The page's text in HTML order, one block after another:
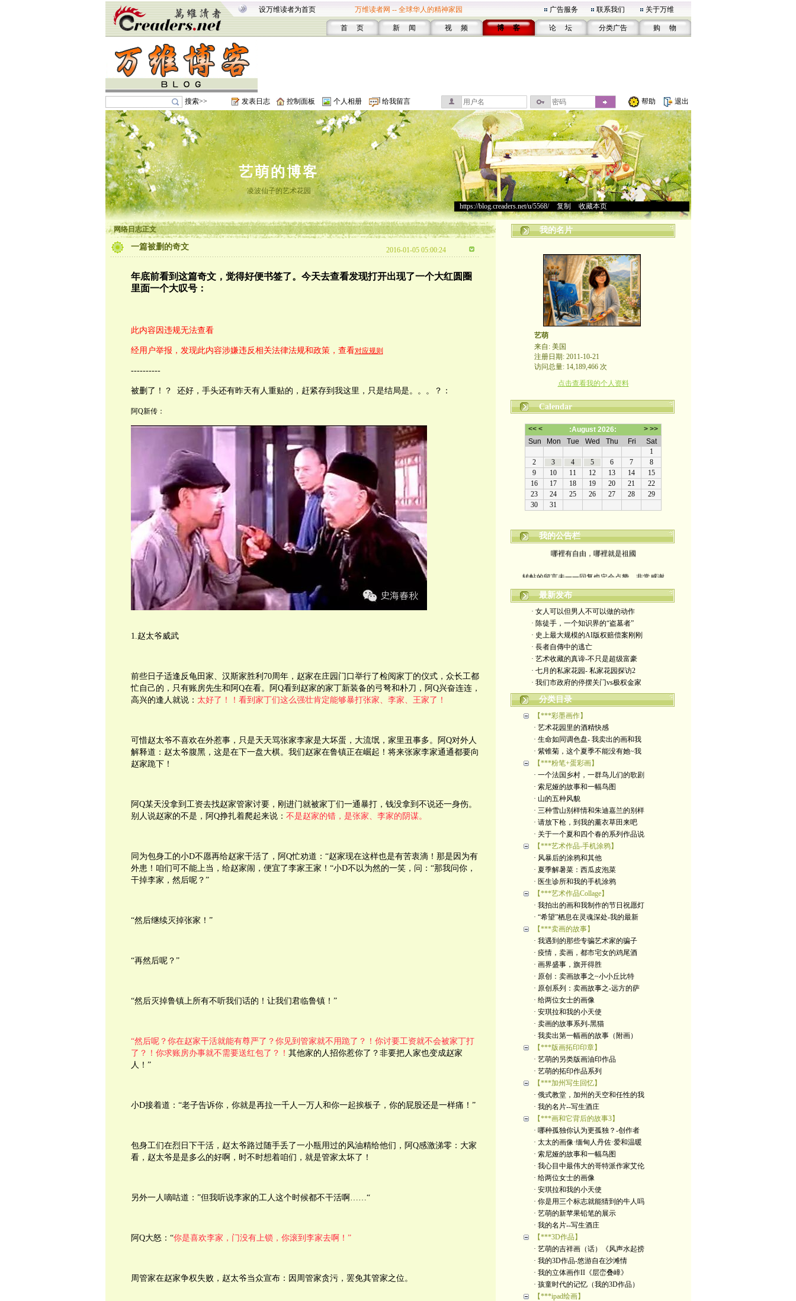
设万维读者为首页 万维读者网 -- 全球华人的精神家园 广告服务 联系我们 关于万维
首 页 新 闻 视 频 博 客 论 坛 分类广告 购 物
搜索>> 发表日志 控制面板 个人相册 给我留言 帮助 退出
艺萌的博客
凌波仙子的艺术花园
https://blog.creaders.net/u/5568/> 复制 收藏本页
网络日志正文
一篇被删的奇文 2016-01-05 05:00:24
年底前看到这篇奇文，觉得好便书签了。今天去查看发现打开出现了一个大红圆圈
里面一个大叹号：
此内容因违规无法查看
经用户举报，发现此内容涉嫌违反相关法律法规和政策，查看对应规则
----------
被删了！？ 还好，手头还有昨天有人重贴的，赶紧存到我这里，只是结局是。。。？：
阿Q新传：
1.赵太爷威武
前些日子适逢反龟田家、汉斯家胜利70周年，赵家在庄园门口举行了检阅家丁的仪式，众长工都
忙自己的，只有账房先生和阿Q在看。阿Q看到赵家的家丁新装备的弓弩和朴刀，阿Q兴奋连连，
高兴的逢人就说： 太好了！！看到家丁们这么强壮肯定能够暴打张家、李家、王家了！
可惜赵太爷不喜欢在外惹事，只是天天骂张家李家是大坏蛋，大流氓，家里丑事多。阿Q对外人
解释道：赵太爷腹黑，这是在下一盘大棋。我们赵家在鲁镇正在崛起！将来张家李家通通都要向
赵家跪下！
阿Q某天没拿到工资去找赵家管家讨要，刚进门就被家丁们一通暴打，钱没拿到不说还一身伤。
别人说赵家的不是，阿Q挣扎着爬起来说： 不是赵家的错，是张家、李家的阴谋。
同为包身工的小D不愿再给赵家干活了，阿Q忙劝道：“赵家现在这样也是有苦衷滴！那是因为有
外患！咱们可不能上当，给赵家闹，便宜了李家王家！“小D不以为然的一笑，问：“那我问你，
干掉李家，然后呢？”
“然后继续灭掉张家！”
“再然后呢？”
“然后灭掉鲁镇上所有不听我们话的！让我们君临鲁镇！”
“然后呢？你在赵家干活就能有尊严了？你见到管家就不用跪了？！你讨要工资就不会被家丁打
了？！你求账房办事就不需要送红包了？！ 其他家的人招你惹你了？非要把人家也变成赵家
人！”
小D接着道：“老子告诉你，你就是再拉一千人一万人和你一起挨板子，你的屁股还是一样痛！”
包身工们在烈日下干活，赵太爷路过随手丢了一小瓶用过的风油精给他们，阿Q感激涕零：大家
看，赵太爷是是多么的好啊，时不时想着咱们，就是管家太坏了！
另外一人嘀咕道：”但我听说李家的工人这个时候都不干活啊……“
阿Q大怒：“你是喜欢李家，门没有上锁，你滚到李家去啊！”
周管家在赵家争权失败，赵太爷当众宣布：因周管家贪污，罢免其管家之位。
我的名片
艺萌
来自: 美国
注册日期: 2011-10-21
访问总量: 14,189,466 次
点击查看我的个人资料
Calendar
我的公告栏
哪裡有自由，哪裡就是祖國
yimengling53@yahoo.com
有意收藏者请私信我，感谢一贯支持
政治转载不一定代表本人意见
艺术博客：https://yimengl.blog
目录中标注星号的为本人艺术原创
最新发布
· 女人可以但男人不可以做的动作
· 陈徒手，一个知识界的“盗墓者”
· 史上最大规模的AI版权赔偿案刚刚
· 長者自傳中的逃亡
· 艺术收藏的真谛-不只是超级富豪
· 七月的私家花园- 私家花园探访2
· 我们市政府的停摆关门vs极权金家
分类目录
【***彩墨画作】
· 艺术花园里的酒精快感
· 生命如同调色盘- 我卖出的画和我
· 紫锥菊，这个夏季不能没有她~我
【***粉笔+蛋彩画】
· 一个法国乡村，一群鸟儿们的歌剧
· 索尼娅的故事和一幅鸟图
· 山的五种风貌
· 三种雪山别样情和朱迪嘉兰的别样
· 请放下枪，到我的薰衣草田来吧
· 关于一个夏和四个春的系列作品说
【***艺术作品-手机涂鸦】
· 风暴后的涂鸦和其他
· 夏季解暑菜：西瓜皮泡菜
· 医生诊所和我的手机涂鸦
【***艺术作品Collage】
· 我拍出的画和我制作的节日祝愿灯
· “希望”栖息在灵魂深处-我的最新
【***卖画的故事】
· 我遇到的那些专骗艺术家的骗子
· 疫情，卖画，都市宅女的鸡尾酒
· 画界盛事，旗开得胜
· 原创：卖画故事之~小小丘比特
· 原创系列：卖画故事之-远方的萨
· 给两位女士的画像
· 安琪拉和我的小天使
· 卖画的故事系列-黑猫
· 我卖出第一幅画的故事（附画）
【***版画拓印印章】
· 艺萌的另类版画油印作品
· 艺萌的拓印作品系列
【***加州写生回忆】
· 俄式教堂，加州的天空和任性的我
· 我的名片--写生酒庄
【***画和它背后的故事3】
· 哪种孤独你认为更孤独？-创作者
· 太太的画像·缅甸人丹佐·爱和温暖
· 索尼娅的故事和一幅鸟图
· 我心目中最伟大的哥特派作家艾伦
· 给两位女士的画像
· 安琪拉和我的小天使
· 你是用三个标志就能猜到的牛人吗
· 艺萌的新苹果铅笔的展示
· 我的名片--写生酒庄
【***3D作品】
· 艺萌的吉祥画（话）《风声水起捞
· 我的3D作品-悠游自在沙滩情
· 我的立体画作II《层峦叠嶂》
· 孩童时代的记忆（我的3D作品）
【***ipad绘画】